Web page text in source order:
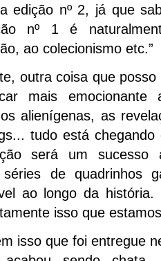
edição nº 2, já que
nº 1 é
ao colecionismo etc.”
outra coisa que
mais emocionante
alienígenas, as
tudo está chegando
será um sucesso
séries de quadrinhos
ao longo da história.
isso que
isso que foi entregue